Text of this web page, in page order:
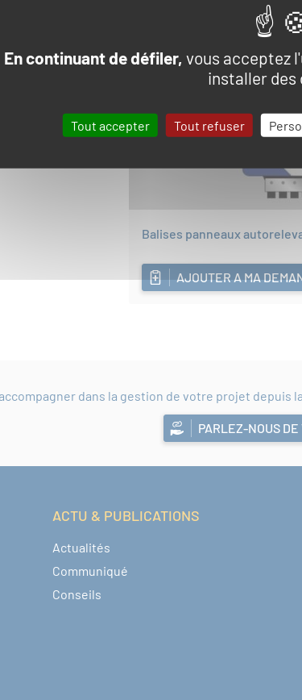
AJOUTER A MA
Balises panneaux
AJOUTER A MA
dans la gestion de votre projet depuis
PARLEZ-NOUS
ACTU & PUBLICATIONS
Actualités
Communiqué
Conseils
En continuant de défiler, vous acceptez
installer des
Tout accepter Tout refuser